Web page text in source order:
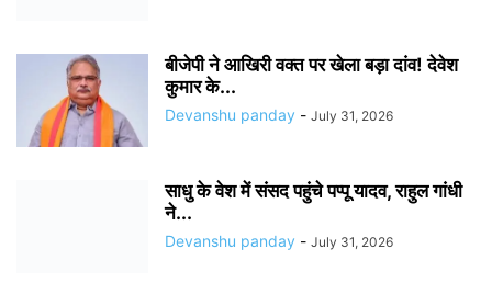
बीजेपी ने आखिरी वक्त पर खेला बड़ा दांव! देवेश
कुमार के...
Devanshu panday - July 31, 2026
साधु के वेश में संसद पहुंचे पप्पू यादव, राहुल गांधी
ने...
Devanshu panday - July 31, 2026